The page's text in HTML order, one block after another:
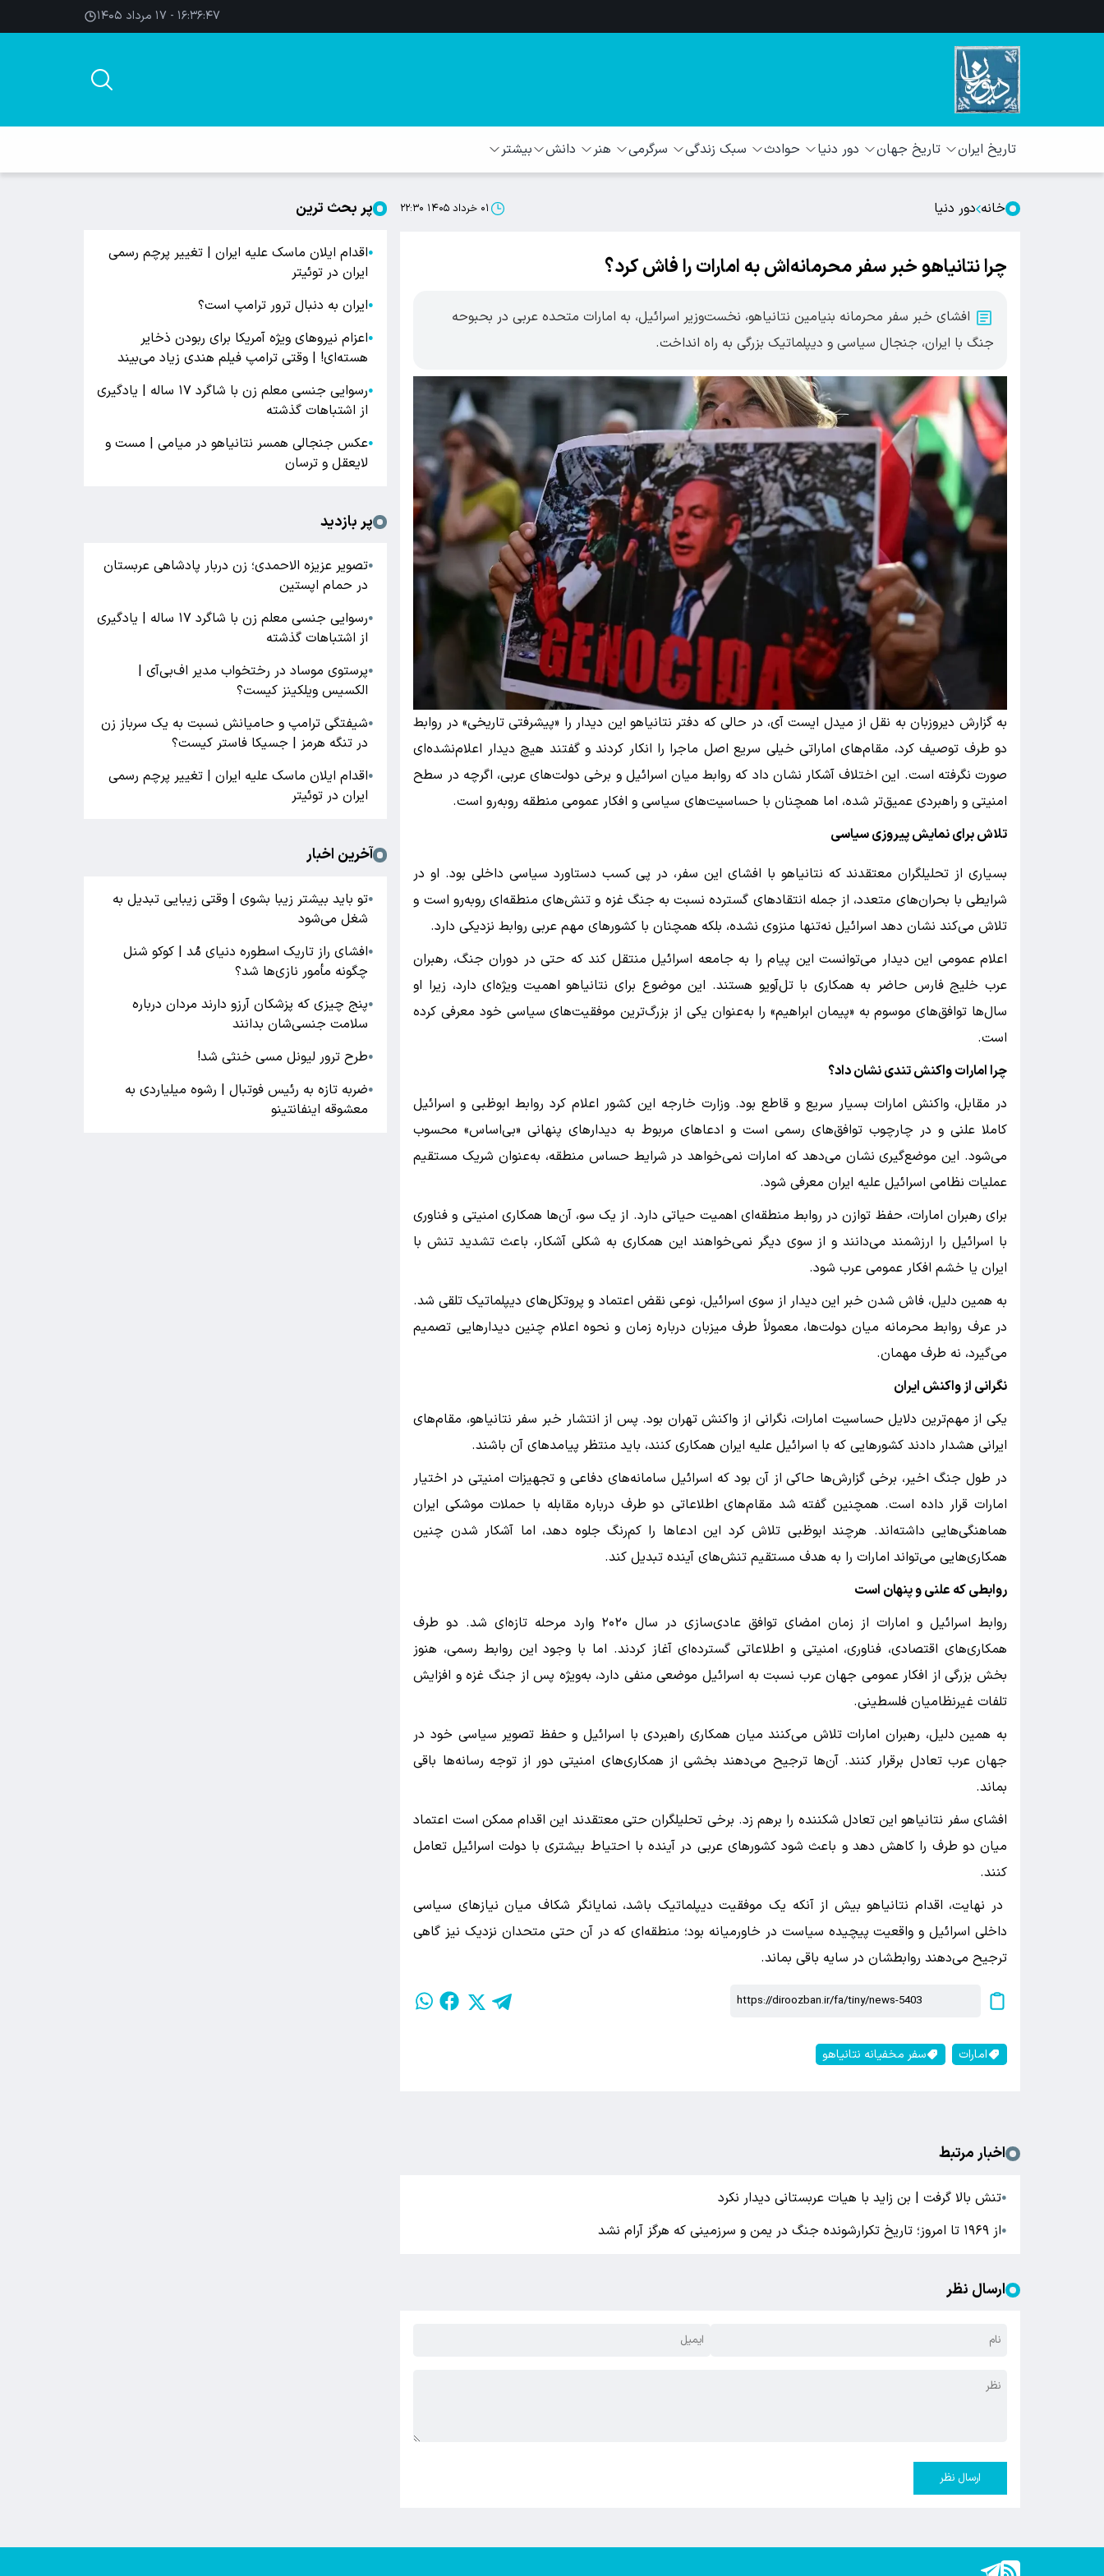
۱۶:۳۶:۴۸ - ۱۷ مرداد ۱۴۰۵
تاریخ ایران تاریخ جهان دور دنیا حوادث سبک زندگی سرگرمی هنر دانش بیشتر
خانه دور دنیا ۰۱ خرداد ۱۴۰۵ ۲۲:۳۰
چرا نتانیاهو خبر سفر محرمانه‌اش به امارات را فاش کرد؟
افشای خبر سفر محرمانه بنیامین نتانیاهو، نخست‌وزیر اسرائیل، به امارات متحده عربی در بحبوحه
جنگ با ایران، جنجال سیاسی و دیپلماتیک بزرگی به راه انداخت.
به گزارش دیروزبان به نقل از میدل ایست آی، در حالی که دفتر نتانیاهو این دیدار را «پیشرفتی تاریخی» در روابط
دو طرف توصیف کرد، مقام‌های اماراتی خیلی سریع اصل ماجرا را انکار کردند و گفتند هیچ دیدار اعلام‌نشده‌ای
صورت نگرفته است. این اختلاف آشکار نشان داد که روابط میان اسرائیل و برخی دولت‌های عربی، اگرچه در سطح
امنیتی و راهبردی عمیق‌تر شده، اما همچنان با حساسیت‌های سیاسی و افکار عمومی منطقه روبه‌رو است.
تلاش برای نمایش پیروزی سیاسی
بسیاری از تحلیلگران معتقدند که نتانیاهو با افشای این سفر، در پی کسب دستاورد سیاسی داخلی بود. او در
شرایطی با بحران‌های متعدد، از جمله انتقادهای گسترده نسبت به جنگ غزه و تنش‌های منطقه‌ای روبه‌رو است و
تلاش می‌کند نشان دهد اسرائیل نه‌تنها منزوی نشده، بلکه همچنان با کشورهای مهم عربی روابط نزدیکی دارد.
اعلام عمومی این دیدار می‌توانست این پیام را به جامعه اسرائیل منتقل کند که حتی در دوران جنگ، رهبران
عرب خلیج فارس حاضر به همکاری با تل‌آویو هستند. این موضوع برای نتانیاهو اهمیت ویژه‌ای دارد، زیرا او
سال‌ها توافق‌های موسوم به «پیمان ابراهیم» را به‌عنوان یکی از بزرگ‌ترین موفقیت‌های سیاسی خود معرفی کرده
است.
چرا امارات واکنش تندی نشان داد؟
در مقابل، واکنش امارات بسیار سریع و قاطع بود. وزارت خارجه این کشور اعلام کرد روابط ابوظبی و اسرائیل
کاملا علنی و در چارچوب توافق‌های رسمی است و ادعاهای مربوط به دیدارهای پنهانی «بی‌اساس» محسوب
می‌شود. این موضع‌گیری نشان می‌دهد که امارات نمی‌خواهد در شرایط حساس منطقه، به‌عنوان شریک مستقیم
عملیات نظامی اسرائیل علیه ایران معرفی شود.
برای رهبران امارات، حفظ توازن در روابط منطقه‌ای اهمیت حیاتی دارد. از یک سو، آن‌ها همکاری امنیتی و فناوری
با اسرائیل را ارزشمند می‌دانند و از سوی دیگر نمی‌خواهند این همکاری به شکلی آشکار، باعث تشدید تنش با
ایران یا خشم افکار عمومی عرب شود.
به همین دلیل، فاش شدن خبر این دیدار از سوی اسرائیل، نوعی نقض اعتماد و پروتکل‌های دیپلماتیک تلقی شد.
در عرف روابط محرمانه میان دولت‌ها، معمولاً طرف میزبان درباره زمان و نحوه اعلام چنین دیدارهایی تصمیم
می‌گیرد، نه طرف مهمان.
نگرانی از واکنش ایران
یکی از مهم‌ترین دلایل حساسیت امارات، نگرانی از واکنش تهران بود. پس از انتشار خبر سفر نتانیاهو، مقام‌های
ایرانی هشدار دادند کشورهایی که با اسرائیل علیه ایران همکاری کنند، باید منتظر پیامدهای آن باشند.
در طول جنگ اخیر، برخی گزارش‌ها حاکی از آن بود که اسرائیل سامانه‌های دفاعی و تجهیزات امنیتی در اختیار
امارات قرار داده است. همچنین گفته شد مقام‌های اطلاعاتی دو طرف درباره مقابله با حملات موشکی ایران
هماهنگی‌هایی داشته‌اند. هرچند ابوظبی تلاش کرد این ادعاها را کم‌رنگ جلوه دهد، اما آشکار شدن چنین
همکاری‌هایی می‌تواند امارات را به هدف مستقیم تنش‌های آینده تبدیل کند.
روابطی که علنی و پنهان است
روابط اسرائیل و امارات از زمان امضای توافق عادی‌سازی در سال ۲۰۲۰ وارد مرحله تازه‌ای شد. دو طرف
همکاری‌های اقتصادی، فناوری، امنیتی و اطلاعاتی گسترده‌ای آغاز کردند. اما با وجود این روابط رسمی، هنوز
بخش بزرگی از افکار عمومی جهان عرب نسبت به اسرائیل موضعی منفی دارد، به‌ویژه پس از جنگ غزه و افزایش
تلفات غیرنظامیان فلسطینی.
به همین دلیل، رهبران امارات تلاش می‌کنند میان همکاری راهبردی با اسرائیل و حفظ تصویر سیاسی خود در
جهان عرب تعادل برقرار کنند. آن‌ها ترجیح می‌دهند بخشی از همکاری‌های امنیتی دور از توجه رسانه‌ها باقی
بماند.
افشای سفر نتانیاهو این تعادل شکننده را برهم زد. برخی تحلیلگران حتی معتقدند این اقدام ممکن است اعتماد
میان دو طرف را کاهش دهد و باعث شود کشورهای عربی در آینده با احتیاط بیشتری با دولت اسرائیل تعامل
کنند.
در نهایت، اقدام نتانیاهو بیش از آنکه یک موفقیت دیپلماتیک باشد، نمایانگر شکاف میان نیازهای سیاسی
داخلی اسرائیل و واقعیت پیچیده سیاست در خاورمیانه بود؛ منطقه‌ای که در آن حتی متحدان نزدیک نیز گاهی
ترجیح می‌دهند روابطشان در سایه باقی بماند.
امارات سفر مخفیانه نتانیاهو
اخبار مرتبط
●تنش بالا گرفت | بن زاید با هیات عربستانی دیدار نکرد
●از ۱۹۶۹ تا امروز؛ تاریخ تکرارشونده جنگ در یمن و سرزمینی که هرگز آرام نشد
ارسال نظر
ارسال نظر
پر بحث ترین
●اقدام ایلان ماسک علیه ایران | تغییر پرچم رسمی
ایران در توئیتر
●ایران به دنبال ترور ترامپ است؟
●اعزام نیروهای ویژه آمریکا برای ربودن ذخایر
هسته‌ای! | وقتی ترامپ فیلم هندی زیاد می‌بیند
●
رسوایی جنسی معلم زن با شاگرد ۱۷ ساله | یادگیری
از اشتباهات گذشته
●عکس جنجالی همسر نتانیاهو در میامی | مست و
لایعقل و ترسان
پر بازدید
●تصویر عزیزه الاحمدی؛ زن دربار پادشاهی عربستان
در حمام اپستین
●
رسوایی جنسی معلم زن با شاگرد ۱۷ ساله | یادگیری
از اشتباهات گذشته
●پرستوی موساد در رختخواب مدیر اف‌بی‌آی |
الکسیس ویلکینز کیست؟
●شیفتگی ترامپ و حامیانش نسبت به یک سرباز زن
در تنگه هرمز | جسیکا فاستر کیست؟
●اقدام ایلان ماسک علیه ایران | تغییر پرچم رسمی
ایران در توئیتر
آخرین اخبار
●تو باید بیشتر زیبا بشوی | وقتی زیبایی تبدیل به
شغل می‌شود
●افشای راز تاریک اسطوره دنیای مُد | کوکو شنل
چگونه مأمور نازی‌ها شد؟
●پنج چیزی که پزشکان آرزو دارند مردان درباره
سلامت جنسی‌شان بدانند
●طرح ترور لیونل مسی خنثی شد!
●ضربه تازه به رئیس فوتبال | رشوه میلیاردی به
معشوقه اینفانتینو